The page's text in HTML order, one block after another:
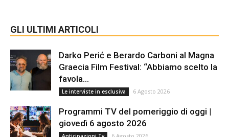
GLI ULTIMI ARTICOLI
Darko Perić e Berardo Carboni al Magna
Graecia Film Festival: “Abbiamo scelto la
favola...
Le interviste in esclusiva 6 Agosto 2026
Programmi TV del pomeriggio di oggi |
giovedì 6 agosto 2026